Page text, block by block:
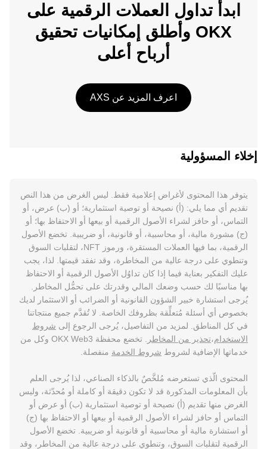
ابدأ تداول العملات الرقمية على
OKX وأطلق إمكانيات تحقيق
أرباح أعلى
اعرف المزيد عن AXS
إخلاء المسؤولية
يتوفر هذا المحتوى لأغراض إعلامية فقط. ليس الغرض من هذا النص
تقديم أي مما يلي: (أ) نصيحة أو توصية استثمارية؛ أو (ب) عرض، أو
التماس، أو حافز لشراء الأصول الرقمية أو بيعها أو الاحتفاظ بها؛ أو
(ج) مشورة مالية، أو محاسبية، أو قانونية، أو ضريبية. تخضع الأصول
الرقمية، بما فيها العملات المستقرة، ورموز NFT، لتقلبات السوق
وتنطوي على درجة عالية من المخاطرة، وقد تفقد قيمتها. لذا، يجب
عليك التفكير بعناية فيما إذا كان تداوُل الأصول الرقمية أو الاحتفاظ
بها مناسبًا لك حسب وضعك المالي وقدرتك على تحمُّل المخاطر.
يُرجى استشارة خبير الشؤون القانونية أو الضرائب أو الاستثمار لديك
بخصوص أي أسئلة مُتعلِّقة بظروفك الخاصة. لا تُقدَّم جميع منتجاتنا
في كل المناطق. لمزيد من التفاصيل، يُرجى الرجوع إلى شروط
الاستخدام،تحذير من المخاطر
. تخضع محفظة OKX Web3 وكل من
خدماتها الإضافية لشروط شروط الخدمة منفصلة.
المحتوى الّذي تستعرضه مُلخَّصٌ بالذكاء الصناعي، لذا يُرجى العلم
بأن المعلومات المذكورة قد لا تكون دقيقة أو كاملة أو مُحدّثة، وليس
الغرض منها تقديم (أ) نصيحة أو توصية استثمارية (ب) أو عرض أو
التماس أو حافز لشراء الأصول الرقمية أو بيعها أو الاحتفاظ بها (ج)
أو استشارة مالية أو محاسبية أو قانونية أو ضريبية. تخضع الأصول
الرقمية لتقلبات السوق، وتنطوي على درجة عالية من المخاطر، وقد